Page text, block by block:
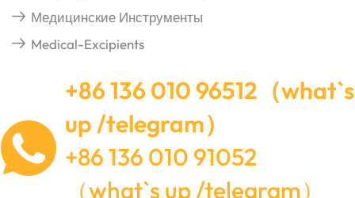
Медицинские Инструменты
Medical-Excipients
+86 136 010 96512（what`s
up /telegram）
+86 136 010 91052
（what`s up /telegram）